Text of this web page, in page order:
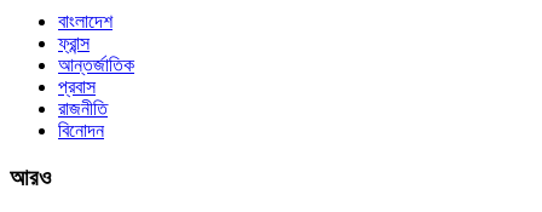
বাংলাদেশ
ফ্রান্স
আন্তর্জাতিক
প্রবাস
রাজনীতি
বিনোদন
আরও